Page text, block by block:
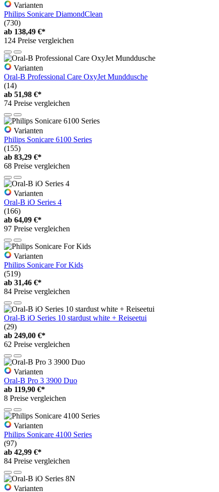
Varianten
Philips Sonicare DiamondClean
(730)
ab 138,49 €*
124 Preise vergleichen
Varianten
Oral-B Professional Care OxyJet Munddusche
(14)
ab 51,98 €*
74 Preise vergleichen
Varianten
Philips Sonicare 6100 Series
(155)
ab 83,29 €*
68 Preise vergleichen
Varianten
Oral-B iO Series 4
(166)
ab 64,09 €*
97 Preise vergleichen
Varianten
Philips Sonicare For Kids
(519)
ab 31,46 €*
84 Preise vergleichen
Oral-B iO Series 10 stardust white + Reiseetui
(29)
ab 249,00 €*
62 Preise vergleichen
Varianten
Oral-B Pro 3 3900 Duo
ab 119,90 €*
8 Preise vergleichen
Varianten
Philips Sonicare 4100 Series
(97)
ab 42,99 €*
84 Preise vergleichen
Varianten